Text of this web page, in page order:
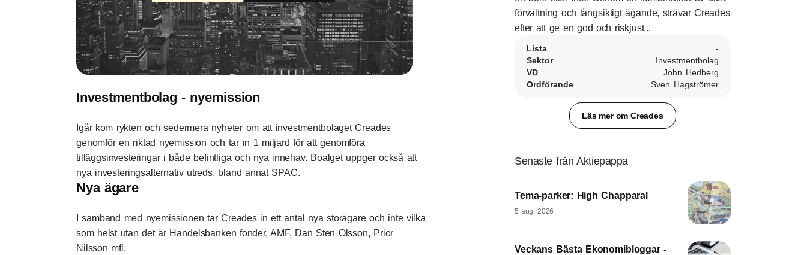
Investmentbolag - nyemission
Igår kom rykten och sedermera nyheter om att investmentbolaget Creades
genomför en riktad nyemission och tar in 1 miljard för att genomföra
tilläggsinvesteringar i både befintliga och nya innehav. Boalget uppger också att
nya investeringsalternativ utreds, bland annat SPAC.
Nya ägare
I samband med nyemissionen tar Creades in ett antal nya storägare och inte vilka
som helst utan det är Handelsbanken fonder, AMF, Dan Sten Olsson, Prior
Nilsson mfl.
förvaltning och långsiktigt ägande, strävar Creades
efter att ge en god och riskjust...
Lista
-
Sektor
Investmentbolag
VD
John Hedberg
Ordförande
Sven Hagströmer
Läs mer om Creades
Senaste från Aktiepappa
Tema-parker: High Chapparal
5 aug, 2026
Veckans Bästa Ekonomibloggar -